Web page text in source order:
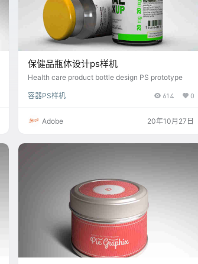
保健品瓶体设计ps样机
Health care product bottle design PS prototype
容器PS样机 614 0
Adobe 20年10月27日